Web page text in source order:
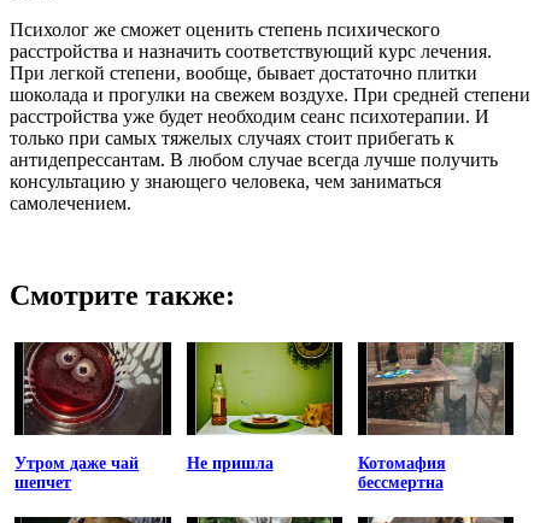
Психолог же сможет оценить степень психического
расстройства и назначить соответствующий курс лечения.
При легкой степени, вообще, бывает достаточно плитки
шоколада и прогулки на свежем воздухе. При средней степени
расстройства уже будет необходим сеанс психотерапии. И
только при самых тяжелых случаях стоит прибегать к
антидепрессантам. В любом случае всегда лучше получить
консультацию у знающего человека, чем заниматься
самолечением.
Смотрите также:
Утром даже чай
шепчет
Не пришла
Котомафия
бессмертна